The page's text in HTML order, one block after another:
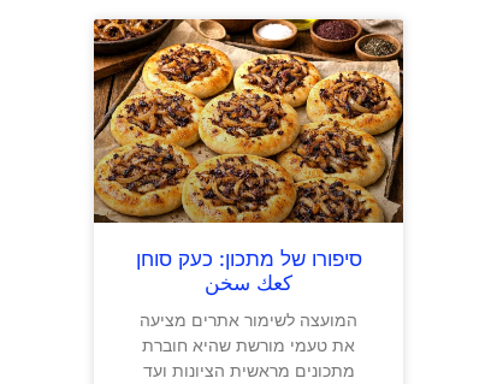
סיפורו של מתכון: כעק סוחן
كعك سخن
המועצה לשימור אתרים מציעה
את טעמי מורשת שהיא חוברת
מתכונים מראשית הציונות ועד